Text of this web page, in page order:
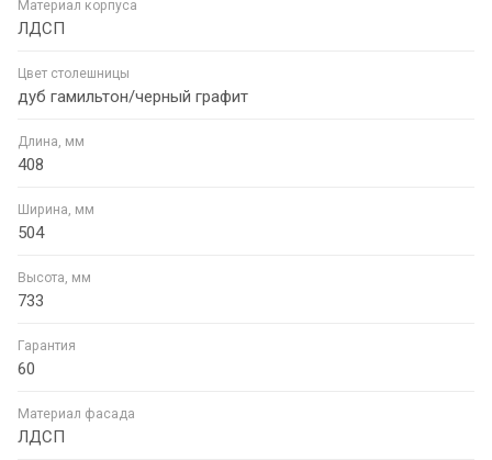
Материал корпуса
ЛДСП
Цвет столешницы
дуб гамильтон/черный графит
Длина, мм
408
Ширина, мм
504
Высота, мм
733
Гарантия
60
Материал фасада
ЛДСП